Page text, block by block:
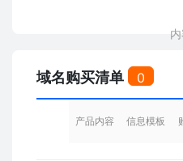
域名购买清单 0
产品内容 信息模板